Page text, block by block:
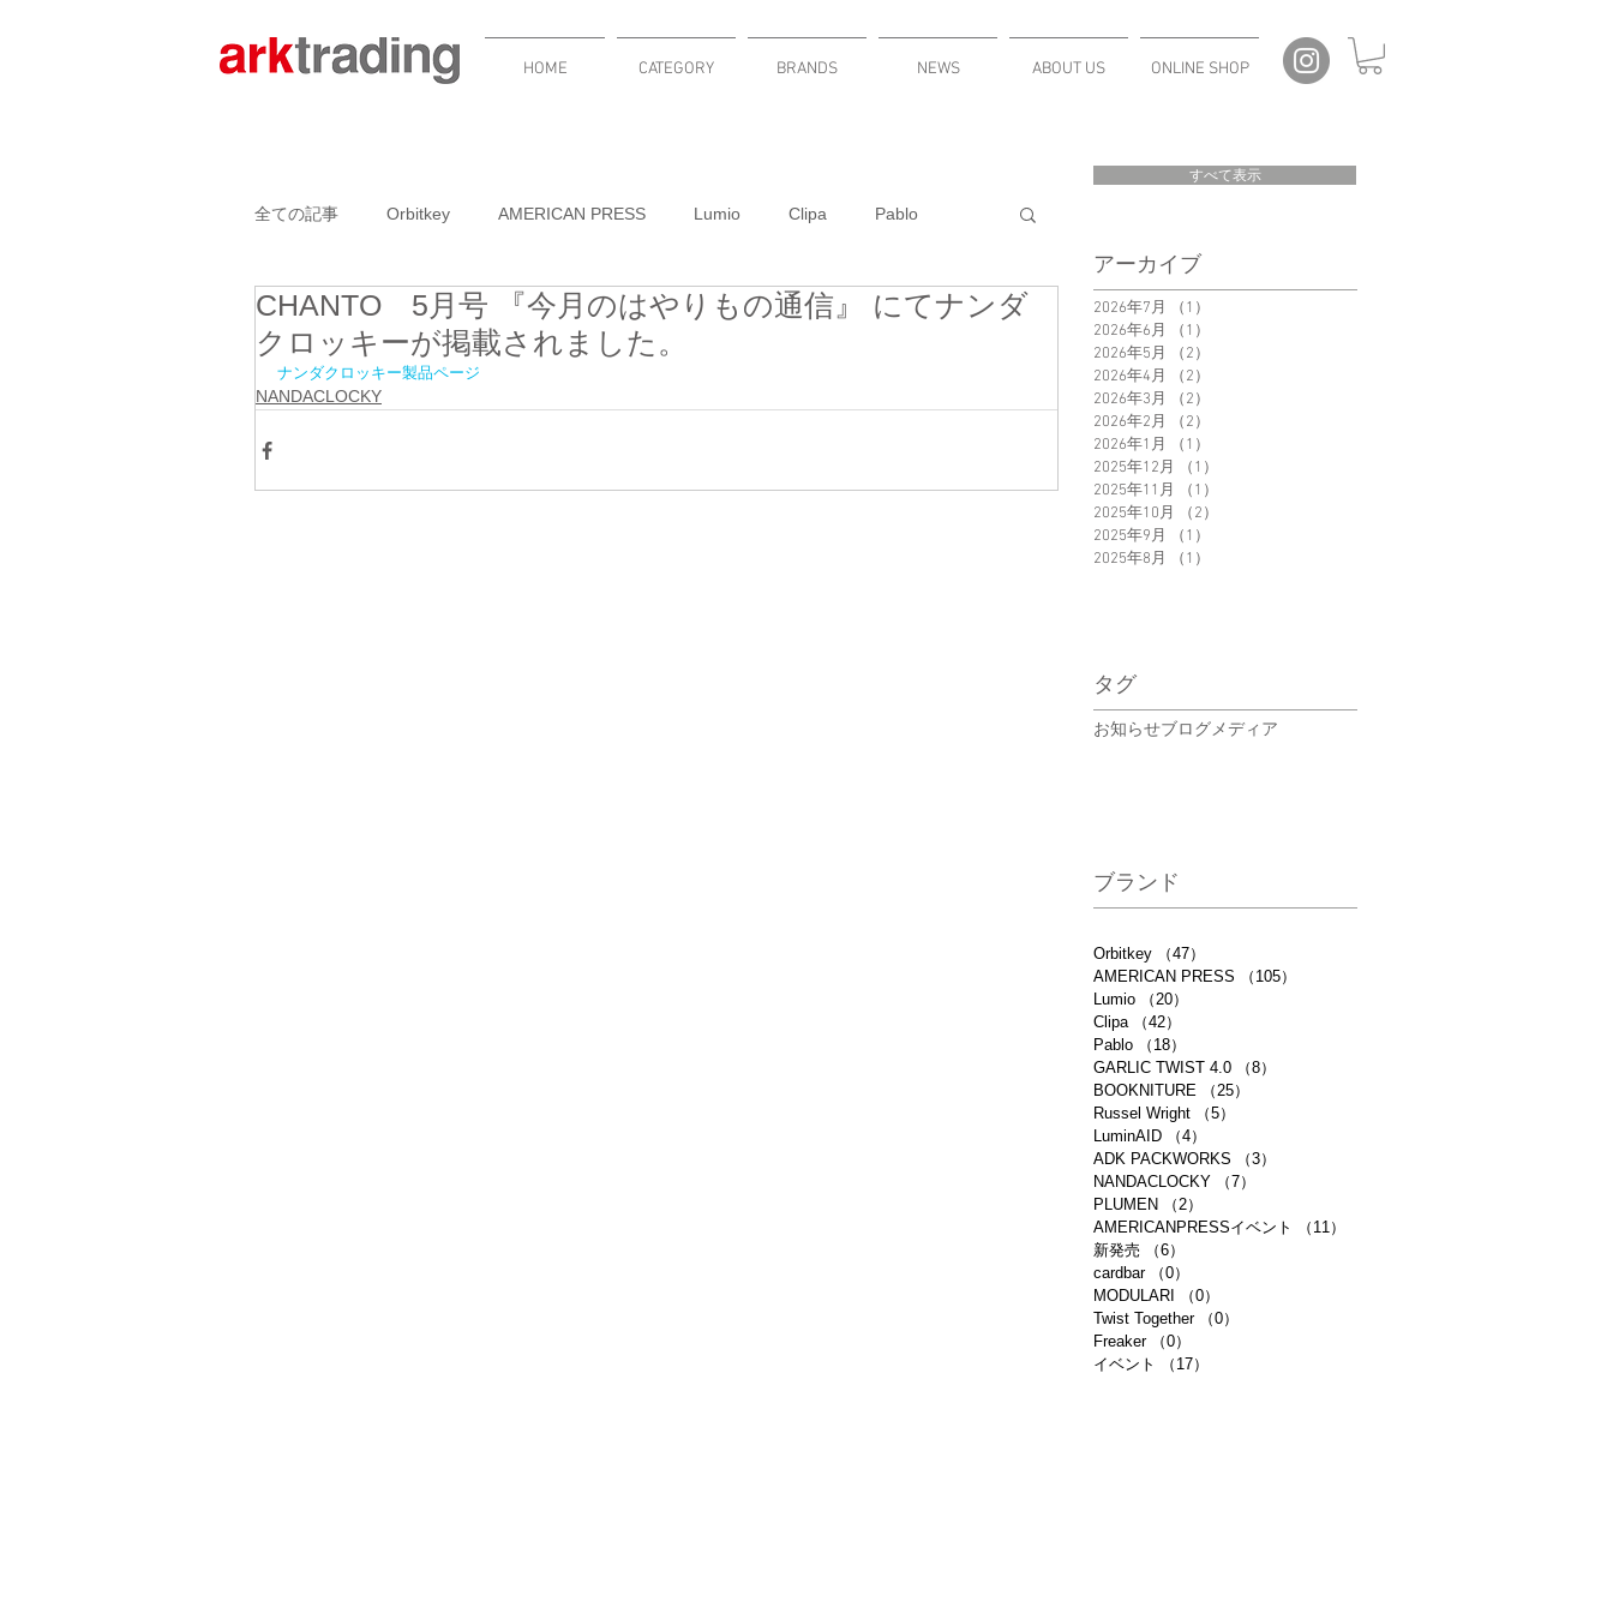
HOME CATEGORY BRANDS NEWS ABOUT US ONLINE SHOP
全ての記事 Orbitkey AMERICAN PRESS Lumio Clipa Pablo
GARLIC TWIST 4.0 BOOKNITURE Russel Wright LuminAID
ADK PACKWORKS NANDACLOCKY PLUMEN
CHANTO 5月号 『今月のはやりもの通信』 にてナンダ
クロッキーが掲載されました。
ナンダクロッキー製品ページ
NANDACLOCKY
すべて表示
アーカイブ
2026年7月 （1）
2026年6月
（1）
2026年5月
（2）
2026年4月
（2）
2026年3月
（2）
2026年2月
（2）
2026年1月
（1）
2025年12月
（1）
2025年11月
（1）
2025年10月
（2）
2025年9月
（1）
2025年8月
（1）
タグ
お知らせブログ メディア
ブランド
Orbitkey （47）
AMERICAN PRESS
（105）
Lumio
（20）
Clipa
（42）
Pablo
（18）
GARLIC TWIST 4.0
（8）
BOOKNITURE
（25）
Russel Wright
（5）
LuminAID
（4）
ADK PACKWORKS
（3）
NANDACLOCKY
（7）
PLUMEN
（2）
AMERICANPRESSイベント
（11）
新発売
（6）
cardbar
（0）
MODULARI
（0）
Twist Together
（0）
Freaker
（0）
イベント
（17）